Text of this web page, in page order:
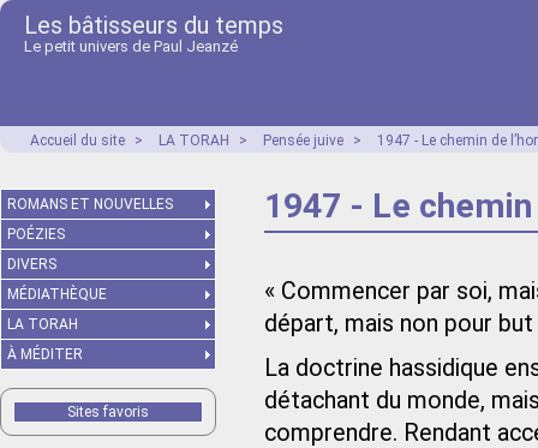
Les bâtisseurs du temps
Le petit univers de Paul Jeanzé
Accueil du site > LA TORAH > Pensée juive > 1947 - Le chemin de
1947 - Le
« Commencer par soi,
départ, mais non pour
La doctrine hassidique
détachant du monde,
comprendre. Rendant
ROMANS ET NOUVELLES
POÉZIES
DIVERS
MÉDIATHÈQUE
LA TORAH
À MÉDITER
Sites favoris